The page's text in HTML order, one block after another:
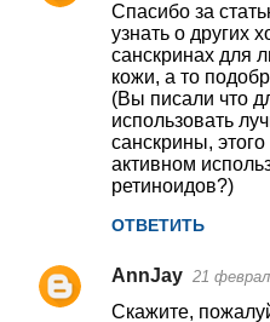
Спасибо за
узнать о других
санскринах для
кожи, а то
(Вы писали что
использовать
санскрины,
активном
ретиноидов?)
ОТВЕТИТЬ
AnnJay 21
Скажите,